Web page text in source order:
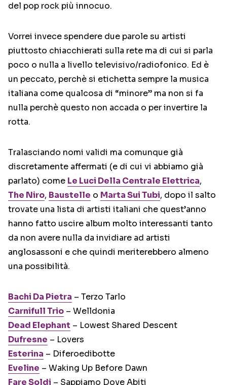
del pop rock più innocuo.
Vorrei invece spendere due parole su artisti
piuttosto chiacchierati sulla rete ma di cui si parla
poco o nulla a livello televisivo/radiofonico. Ed è
un peccato, perchè si etichetta sempre la musica
italiana come qualcosa di “minore” ma non si fa
nulla perchè questo non accada o per invertire la
rotta.
Tralasciando nomi validi ma comunque già
discretamente affermati (e di cui vi abbiamo già
parlato) come Le Luci Della Centrale Elettrica,
The Niro, Baustelle o Marta Sui Tubi, dopo il salto
trovate una lista di artisti italiani che quest’anno
hanno fatto uscire album molto interessanti tanto
da non avere nulla da invidiare ad artisti
anglosassoni e che quindi meriterebbero almeno
una possibilità.
Bachi Da Pietra – Terzo Tarlo
Carnifull Trio – Welldonia
Dead Elephant – Lowest Shared Descent
Dufresne – Lovers
Esterina – Diferoedibotte
Eveline – Waking Up Before Dawn
Fare Soldi – Sappiamo Dove Abiti